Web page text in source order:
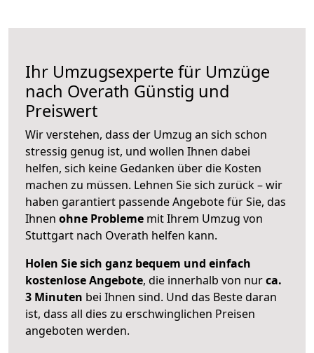
Ihr Umzugsexperte für Umzüge
nach Overath Günstig und
Preiswert
Wir verstehen, dass der Umzug an sich schon
stressig genug ist, und wollen Ihnen dabei
helfen, sich keine Gedanken über die Kosten
machen zu müssen. Lehnen Sie sich zurück – wir
haben garantiert passende Angebote für Sie, das
Ihnen ohne Probleme mit Ihrem Umzug von
Stuttgart nach Overath helfen kann.
Holen Sie sich ganz bequem und einfach
kostenlose Angebote, die innerhalb von nurca.
3 Minuten bei Ihnen sind. Und das Beste daran
ist, dass all dies zu erschwinglichen Preisen
angeboten werden.